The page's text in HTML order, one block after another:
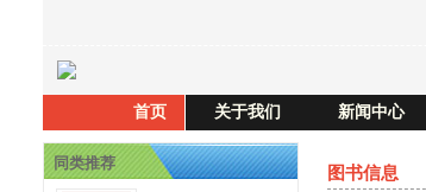
首页 关于我们 新闻中心
同类推荐
图书信息